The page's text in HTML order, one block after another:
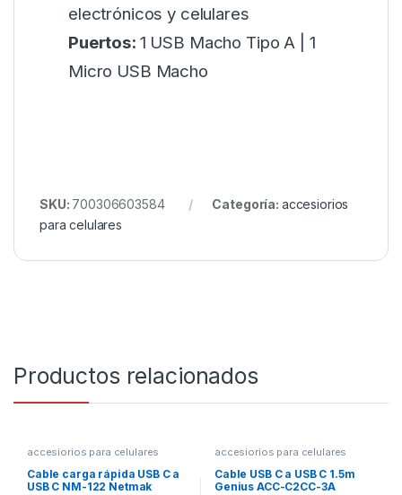
electrónicos y celulares
Puertos: 1 USB Macho Tipo A | 1
Micro USB Macho
SKU: 700306603584 Categoría: accesiorios
para celulares
Productos relacionados
accesiorios para celulares
Cable carga rápida USB C a
USB C NM-122 Netmak
accesiorios para celulares
Cable USB C a USB C 1.5m
Genius ACC-C2CC-3A